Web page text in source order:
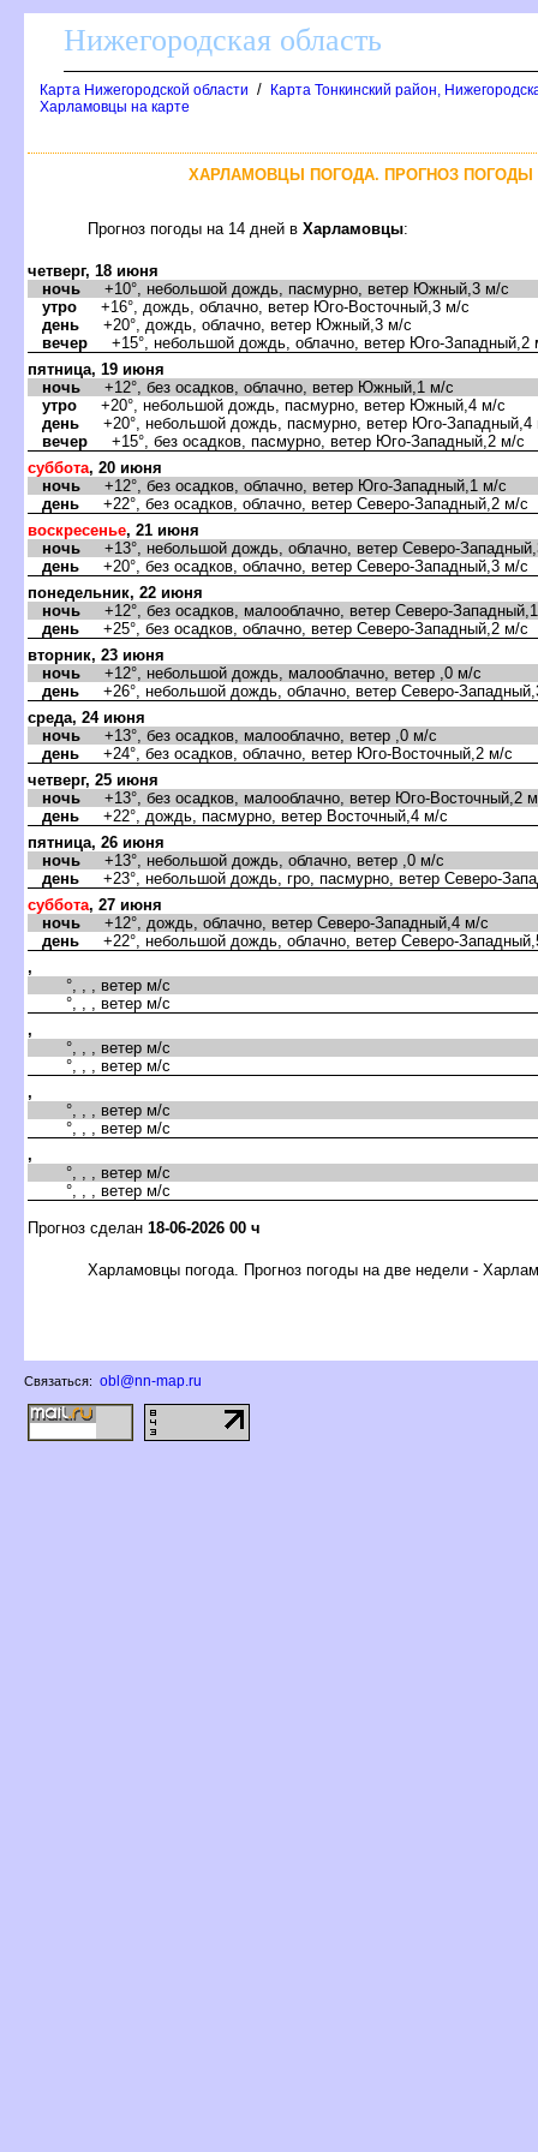
Нижегородская область
Карта Нижегородской области /
Карта Тонкинский район,
Харламовцы на карте
ХАРЛАМОВЦЫ ПОГОДА. ПРОГНОЗ
Прогноз погоды на 14 дней Харламовцы:
четверг, 18 июня
ночь +10°, небольшой дождь, пасмурно, ветер Южный,3 м/с
утро +16°, дождь, облачно, ветер Юго-Восточный,3 м/с
день +20°, дождь, облачно, ветер Южный,3 м/с
ечер +15°, небольшой дождь, облачно, ветер Юго-Западный,2
пятница, 19 июня
ночь +12°, без осадков, облачно, ветер Южный,1 м/с
утро +20°, небольшой дождь, пасмурно, ветер Южный,4 м/с
день +20°, небольшой дождь, пасмурно, ветер Юго-Западный,4
ечер +15°, без осадков, пасмурно, ветер Юго-Западный,2 м/с
суббота, 20 июня
ночь +12°, без осадков, облачно, ветер Юго-Западный,1 м/с
день +22°, без осадков, облачно, ветер Северо-Западный,2 м/с
оскресенье, 21 июня
ночь +13°, небольшой дождь, облачно, ветер Северо-
день +20°, без осадков, облачно, ветер Северо-Западный,3 м/с
понедельник, 22 июня
ночь +12°, без осадков, малооблачно, ветер Северо-
день +25°, без осадков, облачно, ветер Северо-Западный,2 м/с
торник, 23 июня
ночь +12°, небольшой дождь, малооблачно, ветер ,0 м/с
день +26°, небольшой дождь, облачно, ветер Северо-
среда, 24 июня
ночь +13°, без осадков, малооблачно, ветер ,0 м/с
день +24°, без осадков, облачно, ветер Юго-Восточный,2 м/с
четверг, 25 июня
ночь +13°, без осадков, малооблачно, ветер Юго-Восточный,2
день +22°, дождь, пасмурно, ветер Восточный,4 м/с
пятница, 26 июня
ночь +13°, небольшой дождь, облачно, ветер ,0 м/с
день +23°, небольшой дождь, гро, пасмурно, ветер Северо-
суббота, 27 июня
ночь +12°, дождь, облачно, ветер Северо-Западный,4 м/с
день +22°, небольшой дождь, облачно, ветер Северо-
,
°, , , ветер м/с
°, , , ветер м/с
,
°, , , ветер м/с
°, , , ветер м/с
,
°, , , ветер м/с
°, , , ветер м/с
,
°, , , ветер м/с
°, , , ветер м/с
Прогноз сделан 18-06-2026 00 ч
Харламовцы погода. Прогноз погоды на две недели -
Связаться: obl@nn-map.ru